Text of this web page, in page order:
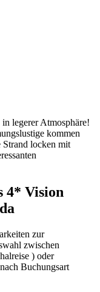
legerer Atmosphäre!
kommen
Strand locken mit
4* Vision
zur
zwischen
) oder
Buchungsart